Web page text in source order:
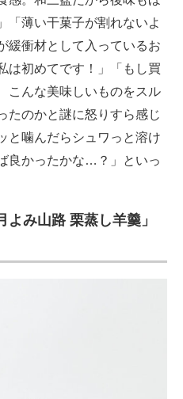
「薄い干菓子が割れないよ
緩衝材として入っているお
は初めてです！」「もし買
こんな美味しいものをスル
たのかと謎に怒りすら感じ
と噛んだらシュワっと溶け
良かったかな…？」といっ
み山路 栗蒸し羊羹」